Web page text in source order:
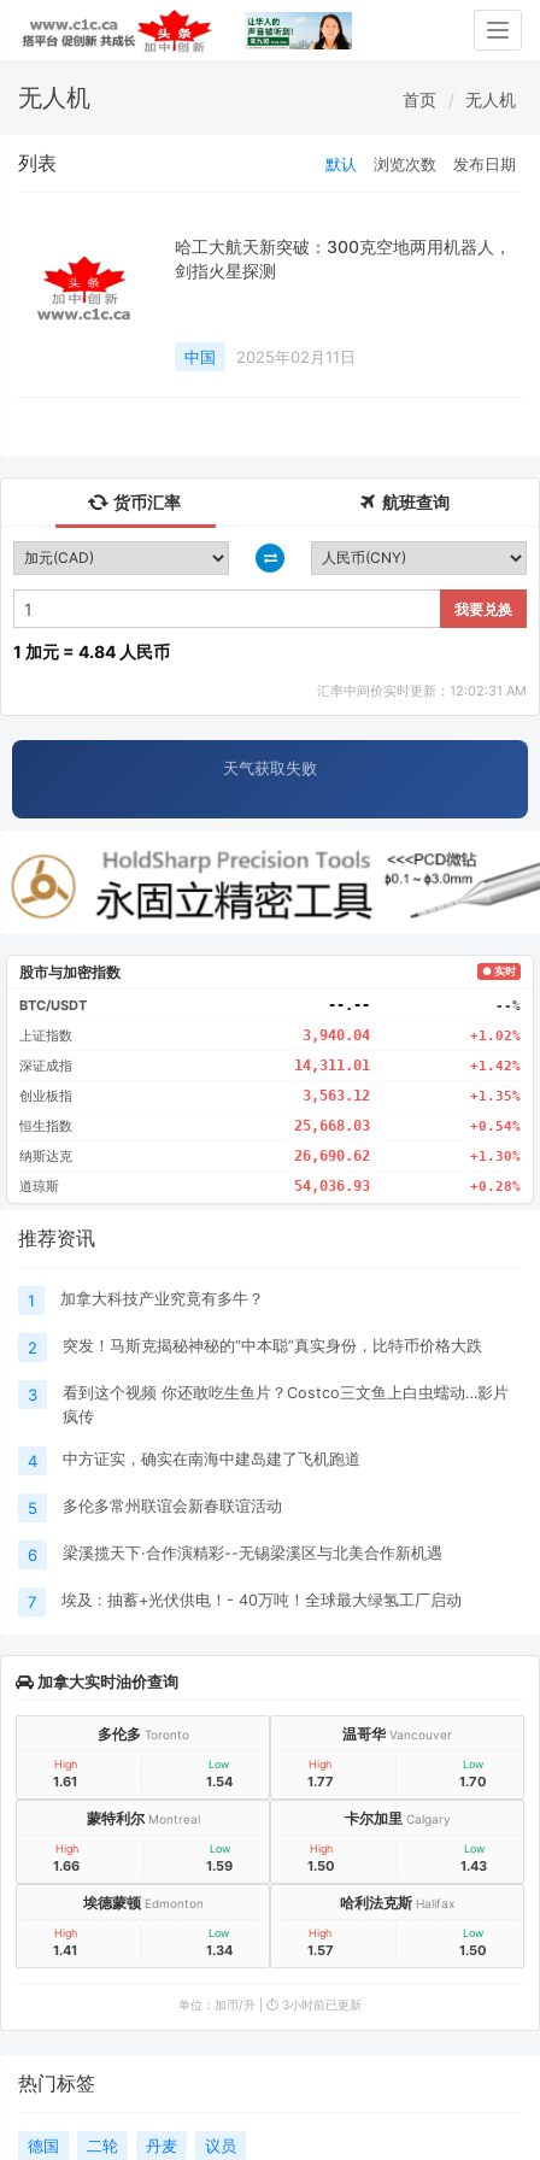
无人机 首页 无人机
列表 默认 浏览次数 发布日期
哈工大航天新突破：300克空地两用机器人，
剑指火星探测
中国 2025年02月11日
货币汇率 航班查询
我要兑换
1 加元 = 4.84 人民币
汇率中间价实时更新：12:02:31 AM
天气获取失败
股市与加密指数 ● 实时
BTC/USDT --.-- --%
上证指数 3,940.04 +1.02%
深证成指 14,311.01 +1.42%
创业板指 3,563.12 +1.35%
恒生指数 25,668.03 +0.54%
纳斯达克 26,690.62 +1.30%
道琼斯 54,036.93 +0.28%
推荐资讯
1 加拿大科技产业究竟有多牛？
2 突发！马斯克揭秘神秘的“中本聪”真实身份，比特币价格大跌
3
看到这个视频 你还敢吃生鱼片？Costco三文鱼上白虫蠕动…影片
疯传
4 中方证实，确实在南海中建岛建了飞机跑道
5 多伦多常州联谊会新春联谊活动
6 梁溪揽天下·合作演精彩--无锡梁溪区与北美合作新机遇
7 埃及 : 抽蓄+光伏供电！- 40万吨！全球最大绿氢工厂启动
加拿大实时油价查询
多伦多 Toronto
High
1.61
Low
1.54
温哥华 Vancouver
High
1.77
Low
1.70
蒙特利尔 Montreal
High
1.66
Low
1.59
卡尔加里 Calgary
High
1.50
Low
1.43
埃德蒙顿 Edmonton
High
1.41
Low
1.34
哈利法克斯 Halifax
High
1.57
Low
1.50
单位：加币/升 | ⏱️ 3小时前已更新
热门标签
德国 二轮 丹麦 议员